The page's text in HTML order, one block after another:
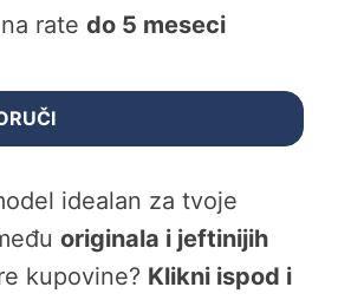
na ratedo 5 meseci
idealan za tvoje
originala i jeftinijih
kupovine? Klikni ispod i